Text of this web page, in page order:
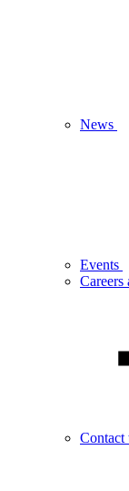
News
Events